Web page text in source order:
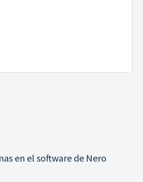
en el software de Nero